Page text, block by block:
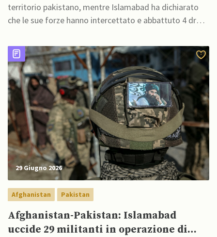
territorio pakistano, mentre Islamabad ha dichiarato
che le sue forze hanno intercettato e abbattuto 4 droni
29 Giugno 2026
Afghanistan Pakistan
Afghanistan-Pakistan: Islamabad
uccide 29 militanti in operazione di